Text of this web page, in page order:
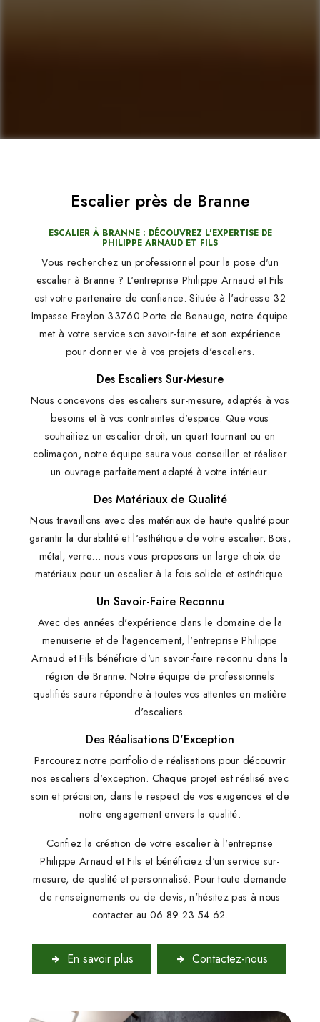
Escalier près de Branne
ESCALIER À BRANNE : DÉCOUVREZ L'EXPERTISE DE
PHILIPPE ARNAUD ET FILS
Vous recherchez un professionnel pour la pose d'un
escalier à Branne ? L'entreprise Philippe Arnaud et Fils
est votre partenaire de confiance. Située à l'adresse 32
Impasse Freylon 33760 Porte de Benauge, notre équipe
met à votre service son savoir-faire et son expérience
pour donner vie à vos projets d'escaliers.
Des Escaliers Sur-Mesure
Nous concevons des escaliers sur-mesure, adaptés à vos
besoins et à vos contraintes d'espace. Que vous
souhaitiez un escalier droit, un quart tournant ou en
colimaçon, notre équipe saura vous conseiller et réaliser
un ouvrage parfaitement adapté à votre intérieur.
Des Matériaux de Qualité
Nous travaillons avec des matériaux de haute qualité pour
garantir la durabilité et l'esthétique de votre escalier. Bois,
métal, verre... nous vous proposons un large choix de
matériaux pour un escalier à la fois solide et esthétique.
Un Savoir-Faire Reconnu
Avec des années d'expérience dans le domaine de la
menuiserie et de l'agencement, l'entreprise Philippe
Arnaud et Fils bénéficie d'un savoir-faire reconnu dans la
région de Branne. Notre équipe de professionnels
qualifiés saura répondre à toutes vos attentes en matière
d'escaliers.
Des Réalisations D'Exception
Parcourez notre portfolio de réalisations pour découvrir
nos escaliers d'exception. Chaque projet est réalisé avec
soin et précision, dans le respect de vos exigences et de
notre engagement envers la qualité.
Confiez la création de votre escalier à l'entreprise
Philippe Arnaud et Fils et bénéficiez d'un service sur-
mesure, de qualité et personnalisé. Pour toute demande
de renseignements ou de devis, n'hésitez pas à nous
contacter au 06 89 23 54 62.
En savoir plus Contactez-nous